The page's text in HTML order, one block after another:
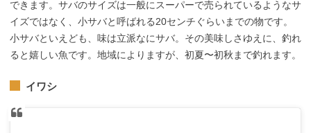
できます。サバのサイズは一般にスーパーで売られているようなサ
イズではなく、小サバと呼ばれる20センチぐらいまでの物です。
小サバといえども、味は立派なにサバ。その美味しさゆえに、釣れ
ると嬉しい魚です。地域によりますが、初夏〜初秋まで釣れます。
イワシ